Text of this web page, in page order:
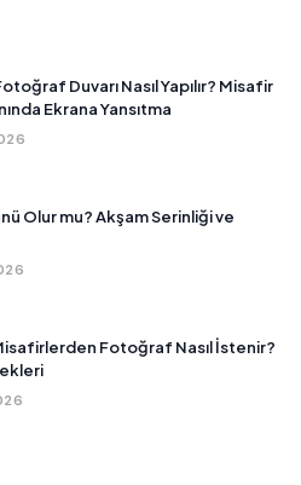
Duvarı Nasıl Yapılır? Misafir
Ekrana Yansıtma
Olur mu? Akşam Serinliği ve
Fotoğraf Nasıl İstenir?